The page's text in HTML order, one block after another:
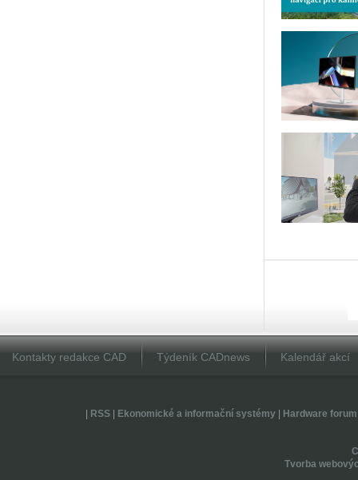
Kontakty redakce CAD Týdeník CADnews Kalendář akcí
RSS| Ekonomické a informační systémy| Hardware forum
Tvorba